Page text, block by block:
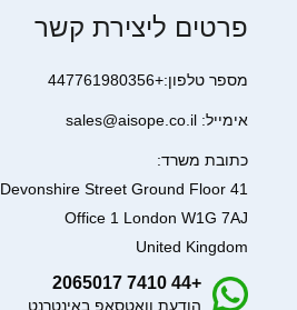
פרטים ליצירת קשר
מספר טלפון:+447761980356
אימייל: sales@aisope.co.il
כתובת משרד:
41 Devonshire Street Ground Floor
Office 1 London W1G 7AJ
United Kingdom
+44 7410 2065017
הודעת וואטסאפ באינטרנט